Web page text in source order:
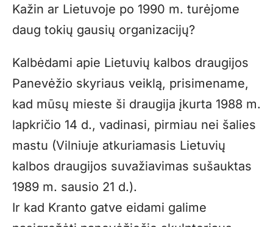
Kažin ar Lietuvoje po 1990 m. turėjome
daug tokių gausių organizacijų?
Kalbėdami apie Lietuvių kalbos draugijos
Panevėžio skyriaus veiklą, prisimename,
kad mūsų mieste ši draugija įkurta 1988 m.
lapkričio 14 d., vadinasi, pirmiau nei šalies
mastu (Vilniuje atkuriamasis Lietuvių
kalbos draugijos suvažiavimas sušauktas
1989 m. sausio 21 d.).
Ir kad Kranto gatve eidami galime